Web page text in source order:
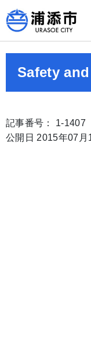
Safety
記事番号： 1-1407
公開日 2015年07月